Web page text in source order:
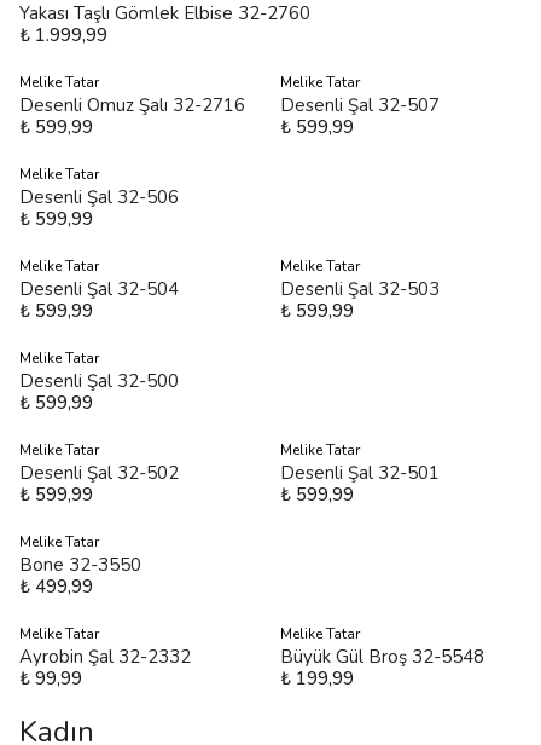
Yakası Taşlı Gömlek Elbise 32-2760
₺ 1.999,99
Melike Tatar
Desenli Omuz Şalı 32-2716
₺ 599,99
Melike Tatar
Desenli Şal 32-507
₺ 599,99
Melike Tatar
Desenli Şal 32-506
₺ 599,99
Melike Tatar
Desenli Şal 32-504
₺ 599,99
Melike Tatar
Desenli Şal 32-503
₺ 599,99
Melike Tatar
Desenli Şal 32-500
₺ 599,99
Melike Tatar
Desenli Şal 32-502
₺ 599,99
Melike Tatar
Desenli Şal 32-501
₺ 599,99
Melike Tatar
Bone 32-3550
₺ 499,99
Melike Tatar
Ayrobin Şal 32-2332
₺ 99,99
Melike Tatar
Büyük Gül Broş 32-5548
₺ 199,99
Kadın